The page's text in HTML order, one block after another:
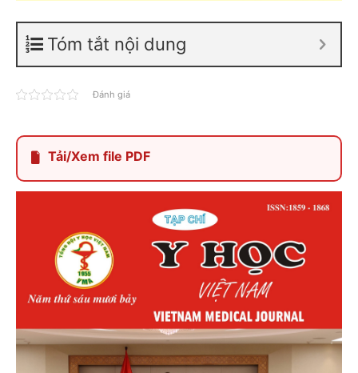
Tóm tắt nội dung
Đánh giá
Tải/Xem file PDF